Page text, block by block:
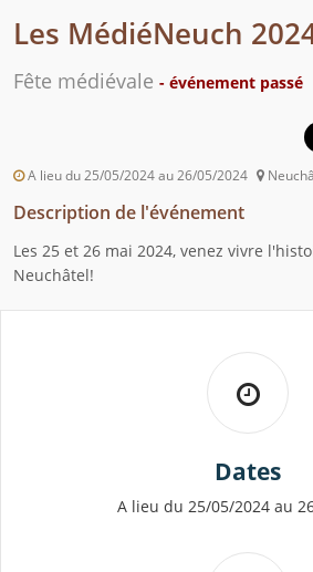
Les MédiéNeuch
Fête médiévale - événement passé
A lieu du 25/05/2024 au 26/05/2024
Description de l'événement
Les 25 et 26 mai 2024, venez vivre
Neuchâtel!
Dates
A lieu du 25/05/2024 au